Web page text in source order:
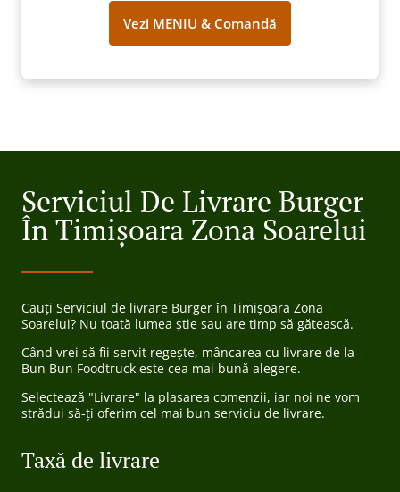
Vezi MENIU & Comandă
Serviciul De Livrare Burger
În Timișoara Zona Soarelui
Cauți Serviciul de livrare Burger în Timișoara Zona
Soarelui? Nu toată lumea știe sau are timp să gătească.
Când vrei să fii servit regește, mâncarea cu livrare de la
Bun Bun Foodtruck este cea mai bună alegere.
Selectează "Livrare" la plasarea comenzii, iar noi ne vom
strădui să-ți oferim cel mai bun serviciu de livrare.
Taxă de livrare